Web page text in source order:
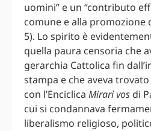
uomini” e un “contributo
comune e alla promozione
5). Lo spirito è
quella paura censoria che
gerarchia Cattolica fin
stampa e che aveva
con l’Enciclica Mirari vos di
cui si condannava
liberalismo religioso,